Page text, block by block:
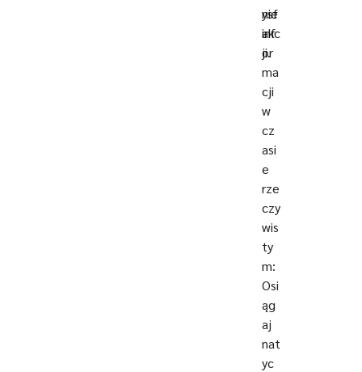
ysf
akc
ji.
nie
inf
or
ma
cji
w
cz
asi
e
rze
czy
wis
ty
m:
Osi
ąg
aj
nat
yc